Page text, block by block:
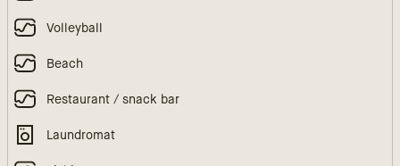
Volleyball
Beach
Restaurant / snack bar
Laundromat